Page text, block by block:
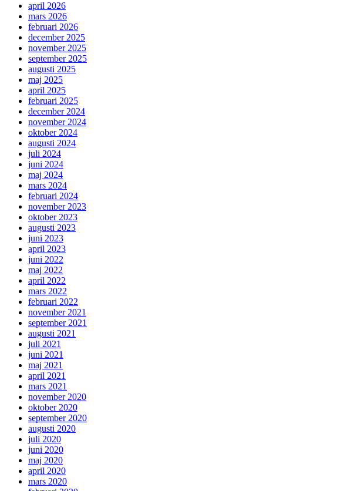
april 2026
mars 2026
februari 2026
december 2025
november 2025
september 2025
augusti 2025
maj 2025
april 2025
februari 2025
december 2024
november 2024
oktober 2024
augusti 2024
juli 2024
juni 2024
maj 2024
mars 2024
februari 2024
november 2023
oktober 2023
augusti 2023
juni 2023
april 2023
juni 2022
maj 2022
april 2022
mars 2022
februari 2022
november 2021
september 2021
augusti 2021
juli 2021
juni 2021
maj 2021
april 2021
mars 2021
november 2020
oktober 2020
september 2020
augusti 2020
juli 2020
juni 2020
maj 2020
april 2020
mars 2020